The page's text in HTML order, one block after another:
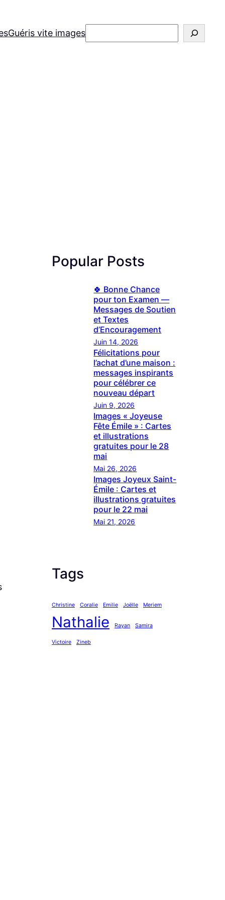
Guéris vite imagesRechercher
Popular Posts
🍀 Bonne Chance
pour ton Examen —
Messages de Soutien
et Textes
d’Encouragement
Juin 14, 2026
Félicitations pour
l’achat d’une maison :
messages inspirants
pour célébrer ce
nouveau départ
Juin 9, 2026
Images « Joyeuse
Fête Émile » : Cartes
et illustrations
gratuites pour le 28
mai
Mai 26, 2026
Images Joyeux Saint-
Émile : Cartes et
illustrations gratuites
pour le 22 mai
Mai 21, 2026
Tags
Christine Coralie Emilie Joëlle Meriem
Nathalie Rayan Samira
Victoire Zineb